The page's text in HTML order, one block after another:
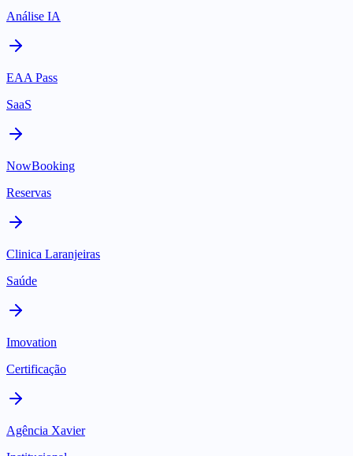
Análise IA
EAA Pass
SaaS
NowBooking
Reservas
Clinica Laranjeiras
Saúde
Imovation
Certificação
Agência Xavier